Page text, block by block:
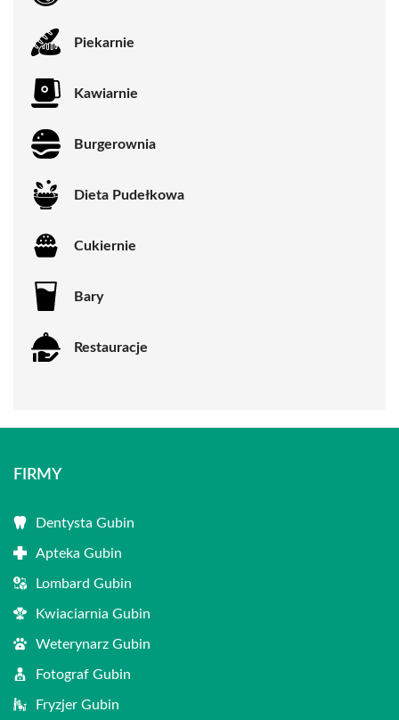
Piekarnie
Kawiarnie
Burgerownia
Dieta Pudełkowa
Cukiernie
Bary
Restauracje
FIRMY
Dentysta Gubin
Apteka Gubin
Lombard Gubin
Kwiaciarnia Gubin
Weterynarz Gubin
Fotograf Gubin
Fryzjer Gubin